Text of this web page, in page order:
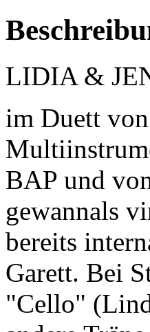
LIDIA &
im Duett
BAP und
gewannals
bereits
Garett. Bei
"Cello"